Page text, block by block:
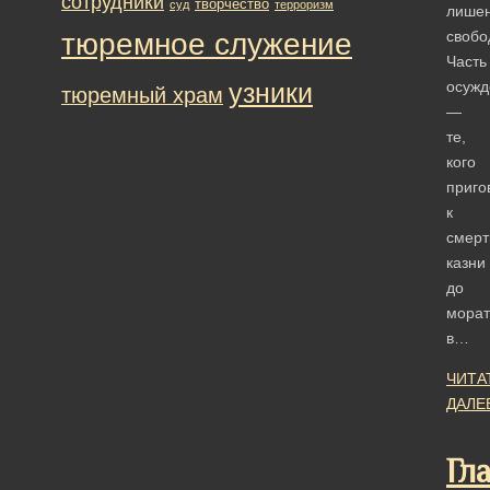
Часть
—
те,
кого
к
казни
до
в…
суд творчество терроризм
тюремное служение
тюремный храм узники